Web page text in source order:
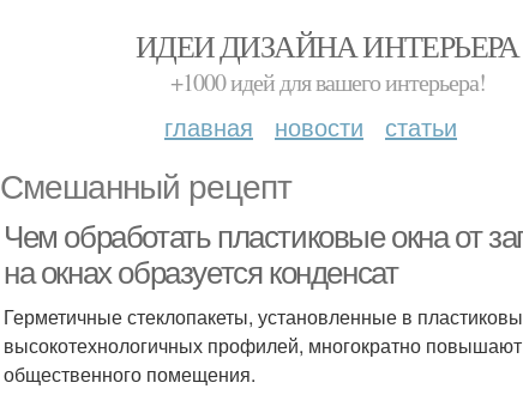
ИДЕИ ДИЗАЙНА ИНТЕРЬЕРА
+1000 идей для вашего интерьера!
главная новости статьи
Смешанный рецепт
Чем обработать пластиковые окна от
на окнах образуется конденсат
Герметичные стеклопакеты, установленные в
высокотехнологичных профилей, многократно
общественного помещения.